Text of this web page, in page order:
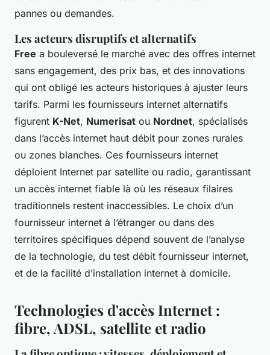
pannes ou demandes.
Les acteurs disruptifs et alternatifs
Free a bouleversé le marché avec des offres internet
sans engagement, des prix bas, et des innovations
qui ont obligé les acteurs historiques à ajuster leurs
tarifs. Parmi les fournisseurs internet alternatifs
figurent K-Net, Numerisat ou Nordnet, spécialisés
dans l’accès internet haut débit pour zones rurales
ou zones blanches. Ces fournisseurs internet
déploient Internet par satellite ou radio, garantissant
un accès internet fiable là où les réseaux filaires
traditionnels restent inaccessibles. Le choix d’un
fournisseur internet à l’étranger ou dans des
territoires spécifiques dépend souvent de l’analyse
de la technologie, du test débit fournisseur internet,
et de la facilité d’installation internet à domicile.
Technologies d'accès Internet :
fibre, ADSL, satellite et radio